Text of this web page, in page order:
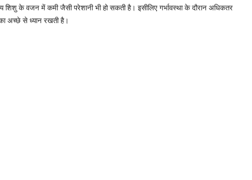
शिशु के वजन में कमी जैसी परेशानी भी हो सकती है। इसीलिए गर्भावस्था के दौरान अधिकतर
अच्छे से ध्यान रखती है।